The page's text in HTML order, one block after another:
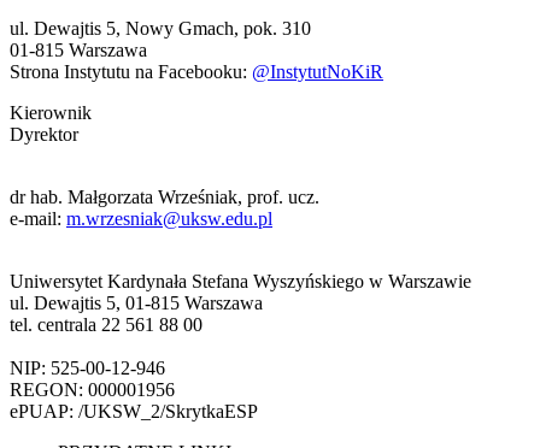
ul. Dewajtis 5, Nowy Gmach, pok. 310
01-815 Warszawa
Strona Instytutu na Facebooku: @InstytutNoKiR
Kierownik
Dyrektor
dr hab. Małgorzata Wrześniak, prof. ucz.
e-mail: m.wrzesniak@uksw.edu.pl
Uniwersytet Kardynała Stefana Wyszyńskiego w Warszawie
ul. Dewajtis 5, 01-815 Warszawa
tel. centrala 22 561 88 00
NIP: 525-00-12-946
REGON: 000001956
ePUAP: /UKSW_2/SkrytkaESP